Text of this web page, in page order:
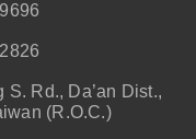
S. Rd., Da’an Dist.,
(R.O.C.)